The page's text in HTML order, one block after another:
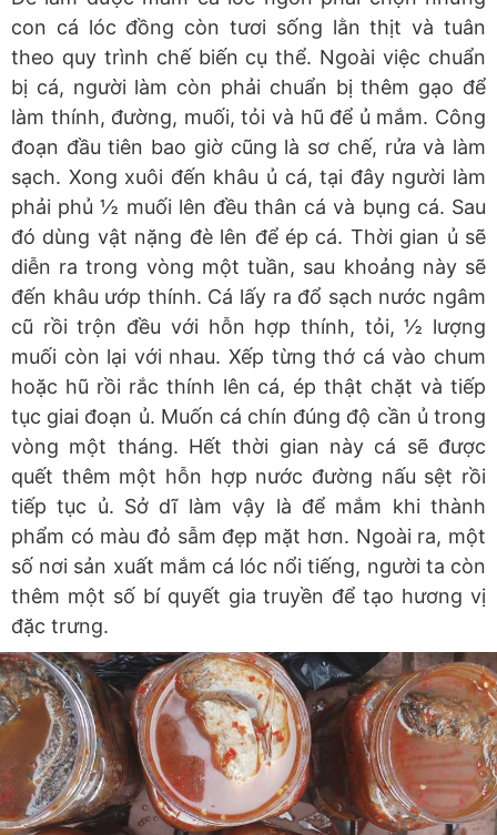
con cá lóc đồng còn tươi sống lằn thịt và tuân
theo quy trình chế biến cụ thể. Ngoài việc chuẩn
bị cá, người làm còn phải chuẩn bị thêm gạo để
làm thính, đường, muối, tỏi và hũ để ủ mắm. Công
đoạn đầu tiên bao giờ cũng là sơ chế, rửa và làm
sạch. Xong xuôi đến khâu ủ cá, tại đây người làm
phải phủ ½ muối lên đều thân cá và bụng cá. Sau
đó dùng vật nặng đè lên để ép cá. Thời gian ủ sẽ
diễn ra trong vòng một tuần, sau khoảng này sẽ
đến khâu ướp thính. Cá lấy ra đổ sạch nước ngâm
cũ rồi trộn đều với hỗn hợp thính, tỏi, ½ lượng
muối còn lại với nhau. Xếp từng thớ cá vào chum
hoặc hũ rồi rắc thính lên cá, ép thật chặt và tiếp
tục giai đoạn ủ. Muốn cá chín đúng độ cần ủ trong
vòng một tháng. Hết thời gian này cá sẽ được
quết thêm một hỗn hợp nước đường nấu sệt rồi
tiếp tục ủ. Sở dĩ làm vậy là để mắm khi thành
phẩm có màu đỏ sẫm đẹp mặt hơn. Ngoài ra, một
số nơi sản xuất mắm cá lóc nổi tiếng, người ta còn
thêm một số bí quyết gia truyền để tạo hương vị
đặc trưng.